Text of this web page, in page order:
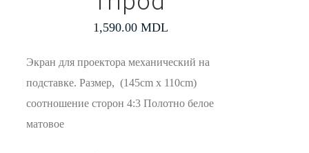
1,590.00 MDL
Экран для проектора механический на
подставке. Размер, (145cm x 110cm)
соотношение сторон 4:3 Полотно белое
матовое